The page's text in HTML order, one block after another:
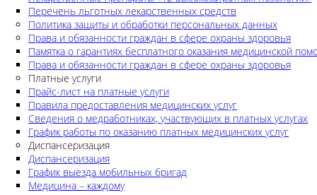
Перечень льготных лекарственных средств
Политика защиты и обработки персональных данных
Права и обязанности граждан в сфере охраны здоровья
Памятка о гарантиях бесплатного оказания медицинской
Права и обязанности граждан в сфере охраны здоровья
Платные услуги
Прайс-лист на платные услуги
Правила предоставления медицинских услуг
Сведения о медработниках, участвующих в платных услугах
График работы по оказанию платных медицинских услуг
Диспансеризация
Диспансеризация
График выезда мобильных бригад
Медицина – каждому